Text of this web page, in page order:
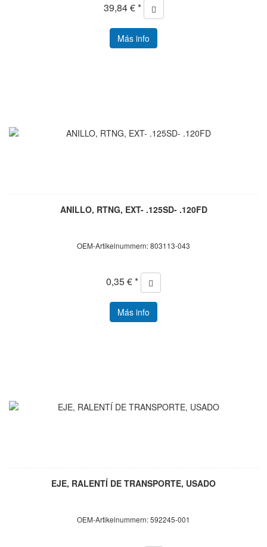
39,84 € *
Más info
ANILLO, RTNG, EXT- .125SD- .120FD
OEM-Artikelnummern: 803113-043
0,35 € *
Más info
EJE, RALENTÍ DE TRANSPORTE, USADO
OEM-Artikelnummern: 592245-001